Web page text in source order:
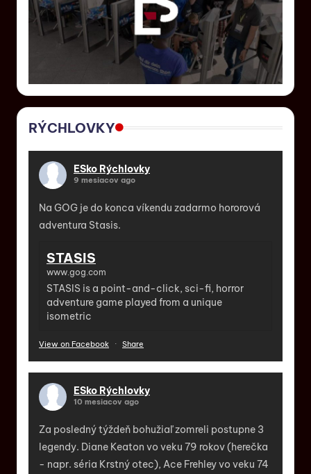
RÝCHLOVKY
ESko Rýchlovky
9 mesiacov ago
Na GOG je do konca víkendu zadarmo hororová
adventura Stasis.
STASIS
www.gog.com
STASIS is a point-and-click, sci-fi, horror
adventure game played from a unique
isometric
View on Facebook · Share
ESko Rýchlovky
10 mesiacov ago
Za posledný týždeň bohužiaľ zomreli postupne 3
legendy. Diane Keaton vo veku 79 rokov (herečka
- napr. séria Krstný otec), Ace Frehley vo veku 74